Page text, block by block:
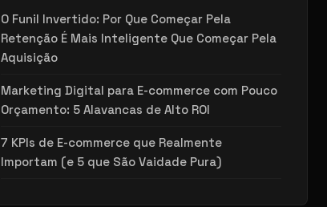
O Funil Invertido: Por Que Começar Pela
Retenção É Mais Inteligente Que Começar Pela
Aquisição
Marketing Digital para E-commerce com Pouco
Orçamento: 5 Alavancas de Alto ROI
7 KPIs de E-commerce que Realmente
Importam (e 5 que São Vaidade Pura)